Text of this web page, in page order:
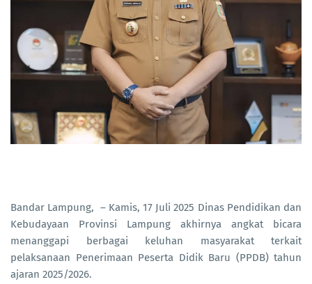
Bandar Lampung, – Kamis, 17 Juli 2025 Dinas Pendidikan dan
Kebudayaan Provinsi Lampung akhirnya angkat bicara
menanggapi berbagai keluhan masyarakat terkait
pelaksanaan Penerimaan Peserta Didik Baru (PPDB) tahun
ajaran 2025/2026.